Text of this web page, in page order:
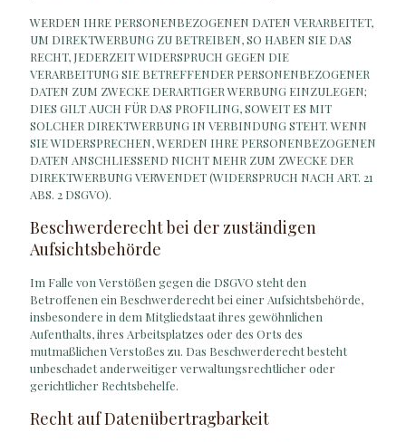
WERDEN IHRE PERSONENBEZOGENEN DATEN VERARBEITET,
UM DIREKTWERBUNG ZU BETREIBEN, SO HABEN SIE DAS
RECHT, JEDERZEIT WIDERSPRUCH GEGEN DIE
VERARBEITUNG SIE BETREFFENDER PERSONENBEZOGENER
DATEN ZUM ZWECKE DERARTIGER WERBUNG EINZULEGEN;
DIES GILT AUCH FÜR DAS PROFILING, SOWEIT ES MIT
SOLCHER DIREKTWERBUNG IN VERBINDUNG STEHT. WENN
SIE WIDERSPRECHEN, WERDEN IHRE PERSONENBEZOGENEN
DATEN ANSCHLIESSEND NICHT MEHR ZUM ZWECKE DER
DIREKTWERBUNG VERWENDET (WIDERSPRUCH NACH ART. 21
ABS. 2 DSGVO).
Beschwerde­recht bei der zuständigen
Aufsichts­behörde
Im Falle von Verstößen gegen die DSGVO steht den
Betroffenen ein Beschwerderecht bei einer Aufsichtsbehörde,
insbesondere in dem Mitgliedstaat ihres gewöhnlichen
Aufenthalts, ihres Arbeitsplatzes oder des Orts des
mutmaßlichen Verstoßes zu. Das Beschwerderecht besteht
unbeschadet anderweitiger verwaltungsrechtlicher oder
gerichtlicher Rechtsbehelfe.
Recht auf Daten­übertrag­barkeit